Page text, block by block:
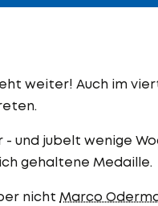
weiter! Auch im
- und jubelt wenige
gehaltene Medaille.
nicht Marco